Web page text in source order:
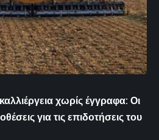
χωρίς έγγραφα: Οι
για τις επιδοτήσεις του